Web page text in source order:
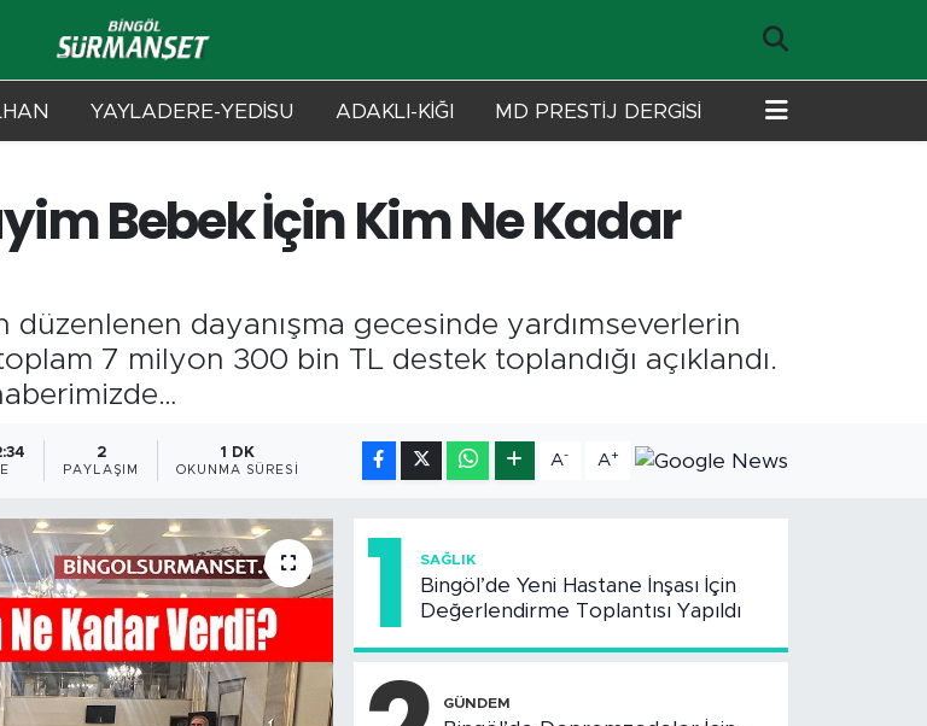
YAYLADERE-YEDİSU ADAKLI-KİĞI MD PRESTİJ DERGİSİ
Bebek İçin Kim Ne Kadar
düzenlenen dayanışma gecesinde yardımseverlerin
7 milyon 300 bin TL destek toplandığı açıklandı.
2
PAYLAŞIM
1 DK
OKUNMA SÜRESI
A- A+
1 SAĞLIK
Bingöl’de Yeni Hastane İnşası İçin
Değerlendirme Toplantısı Yapıldı
GÜNDEM